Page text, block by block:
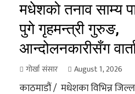
मधेशको तनाव साम्य
पुगे गृहमन्त्री गुरुङ,
आन्दोलनकारीसँग
गोर्खा संसार August 1, 2026
काठमाडौं / मधेशका विभिन्न